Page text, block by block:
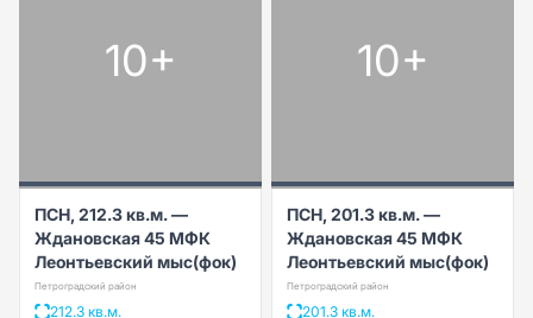
10+
ПСН, 212.3 кв.м. —
Ждановская 45 МФК
Леонтьевский мыс(фок)
Петроградский район
212.3 кв.м.
10+
ПСН, 201.3 кв.м. —
Ждановская 45 МФК
Леонтьевский мыс(фок)
Петроградский район
201.3 кв.м.